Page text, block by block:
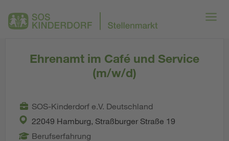
Ehrenamt im Café und Service
(m/w/d)
SOS-Kinderdorf e.V. Deutschland
22049 Hamburg, Straßburger Straße 19
Berufserfahrung